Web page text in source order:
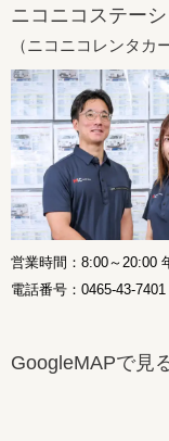
ニコニコステー
（ニコニコレンタカ
営業時間：8:00～20:00
電話番号：0465-43-7401
GoogleMAPで見